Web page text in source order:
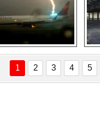
Delta uçağına
yıldırım çarptı
1 2 3 4 5